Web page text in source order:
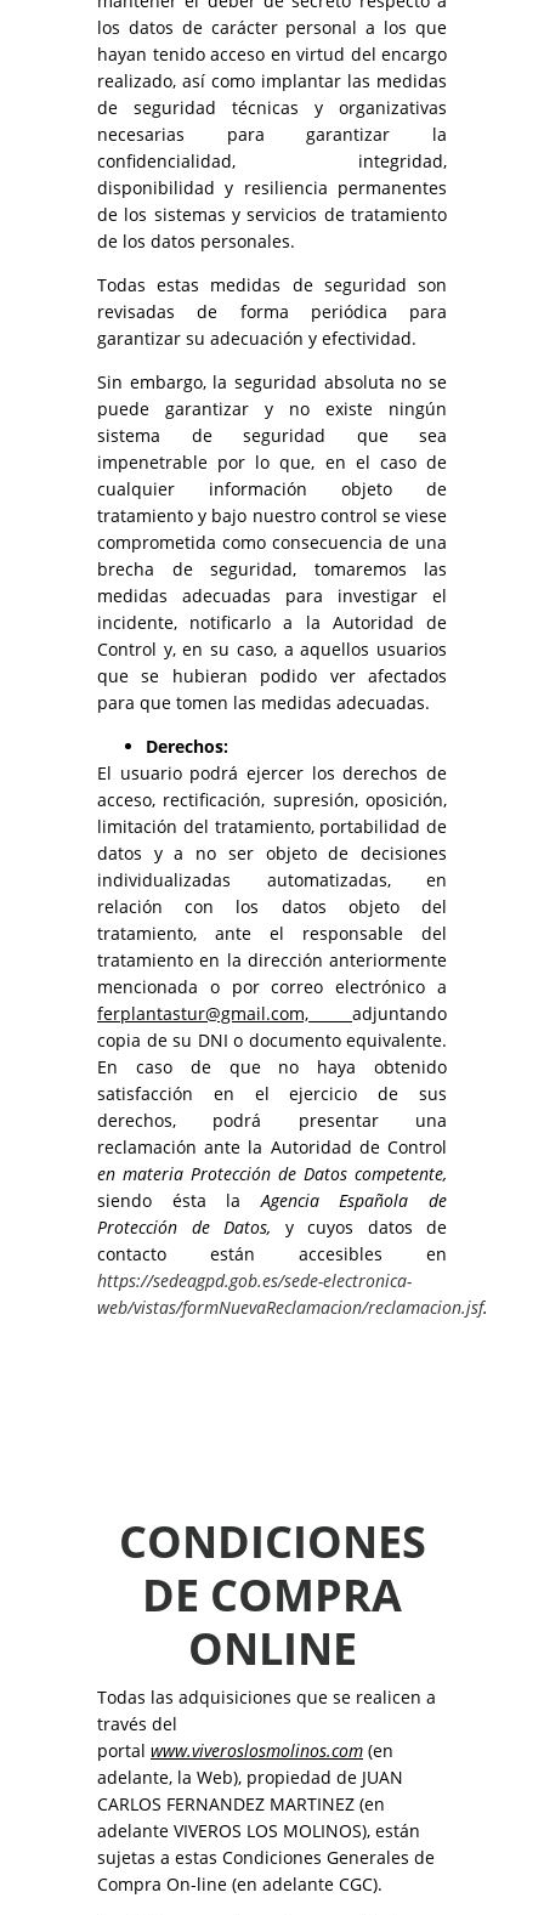
los datos de carácter personal a los que
hayan tenido acceso en virtud del encargo
realizado, así como implantar las medidas
de seguridad técnicas y organizativas
necesarias para garantizar la
confidencialidad, integridad,
disponibilidad y resiliencia permanentes
de los sistemas y servicios de tratamiento
de los datos personales.
Todas estas medidas de seguridad son
revisadas de forma periódica para
garantizar su adecuación y efectividad.
Sin embargo, la seguridad absoluta no se
puede garantizar y no existe ningún
sistema de seguridad que sea
impenetrable por lo que, en el caso de
cualquier información objeto de
tratamiento y bajo nuestro control se viese
comprometida como consecuencia de una
brecha de seguridad, tomaremos las
medidas adecuadas para investigar el
incidente, notificarlo a la Autoridad de
Control y, en su caso, a aquellos usuarios
que se hubieran podido ver afectados
para que tomen las medidas adecuadas.
Derechos:
El usuario podrá ejercer los derechos de
acceso, rectificación, supresión, oposición,
limitación del tratamiento, portabilidad de
datos y a no ser objeto de decisiones
individualizadas automatizadas, en
relación con los datos objeto del
tratamiento, ante el responsable del
tratamiento en la dirección anteriormente
mencionada o por correo electrónico a
ferplantastur@gmail.com, adjuntando
copia de su DNI o documento equivalente.
En caso de que no haya obtenido
satisfacción en el ejercicio de sus
derechos, podrá presentar una
reclamación ante la Autoridad de Control
en materia Protección de Datos competente,
siendo ésta laAgencia Española de
Protección de Datos, y cuyos datos de
contacto están accesibles en
https://sedeagpd.gob.es/sede-electronica-
web/vistas/formNuevaReclamacion/reclamacion.jsf.
CONDICIONES
DE COMPRA
ONLINE
Todas las adquisiciones que se realicen a
través del
portal www.viveroslosmolinos.com (en
adelante, la Web), propiedad de JUAN
CARLOS FERNANDEZ MARTINEZ (en
adelante VIVEROS LOS MOLINOS), están
sujetas a estas Condiciones Generales de
Compra On-line (en adelante CGC).